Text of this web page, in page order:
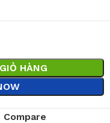
HÀNG
Compare